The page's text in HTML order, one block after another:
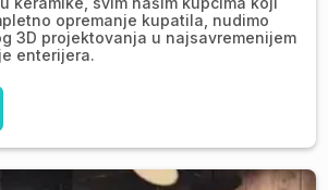
opremanje kupatila, nudimo
3D projektovanja u najsavremenijem
enterijera.